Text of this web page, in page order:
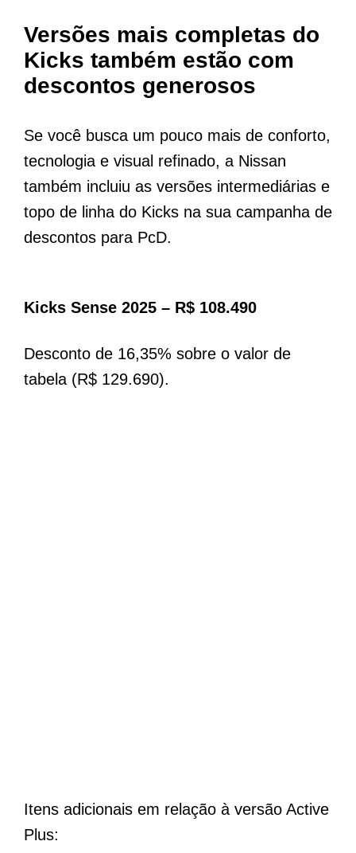
Versões mais completas do
Kicks também estão com
descontos generosos
Se você busca um pouco mais de conforto,
tecnologia e visual refinado, a Nissan
também incluiu as versões intermediárias e
topo de linha do Kicks na sua campanha de
descontos para PcD.
Kicks Sense 2025 – R$ 108.490
Desconto de 16,35% sobre o valor de
tabela (R$ 129.690).
Itens adicionais em relação à versão Active
Plus: